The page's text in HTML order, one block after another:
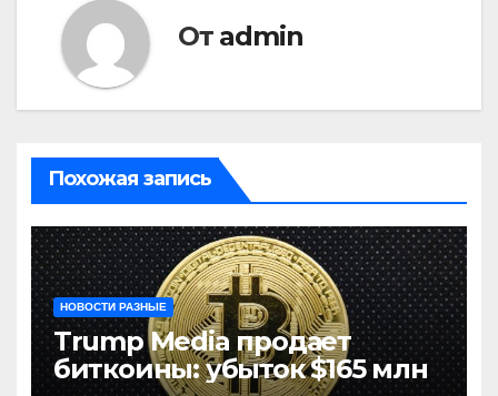
От admin
Похожая запись
НОВОСТИ РАЗНЫЕ
Trump Media продает
биткоины: убыток $165 млн